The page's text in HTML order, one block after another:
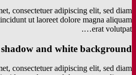
consectetuer adipiscing elit, sed diam
ut laoreet dolore magna aliquam
erat volutpat….
and white background
consectetuer adipiscing elit, sed diam